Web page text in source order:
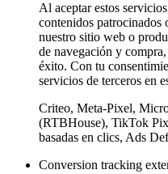
Al aceptar estos
contenidos patrocinados
nuestro sitio web o
de navegación y
éxito. Con tu
servicios de terceros en
Criteo, Meta-Pixel,
(RTBHouse), TikTok
basadas en clics, Ads
Conversion tracking